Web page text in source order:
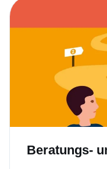
Beratungs-